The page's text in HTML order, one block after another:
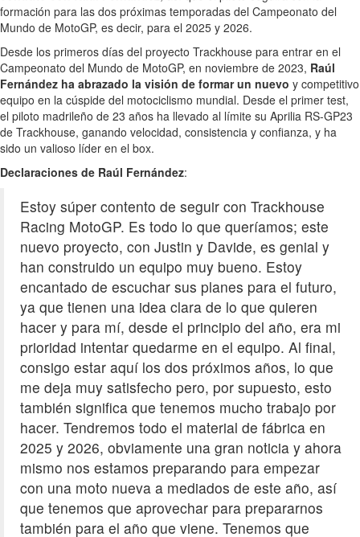
formación para las dos próximas temporadas del Campeonato del
Mundo de MotoGP, es decir, para el 2025 y 2026.
Desde los primeros días del proyecto Trackhouse para entrar en el
Campeonato del Mundo de MotoGP, en noviembre de 2023, Raúl
Fernández ha abrazado la visión de formar un nuevo y competitivo
equipo en la cúspide del motociclismo mundial. Desde el primer test,
el piloto madrileño de 23 años ha llevado al límite su Aprilia RS-GP23
de Trackhouse, ganando velocidad, consistencia y confianza, y ha
sido un valioso líder en el box.
Declaraciones de Raúl Fernández:
Estoy súper contento de seguir con Trackhouse
Racing MotoGP. Es todo lo que queríamos; este
nuevo proyecto, con Justin y Davide, es genial y
han construido un equipo muy bueno. Estoy
encantado de escuchar sus planes para el futuro,
ya que tienen una idea clara de lo que quieren
hacer y para mí, desde el principio del año, era mi
prioridad intentar quedarme en el equipo. Al final,
consigo estar aquí los dos próximos años, lo que
me deja muy satisfecho pero, por supuesto, esto
también significa que tenemos mucho trabajo por
hacer. Tendremos todo el material de fábrica en
2025 y 2026, obviamente una gran noticia y ahora
mismo nos estamos preparando para empezar
con una moto nueva a mediados de este año, así
que tenemos que aprovechar para prepararnos
también para el año que viene. Tenemos que